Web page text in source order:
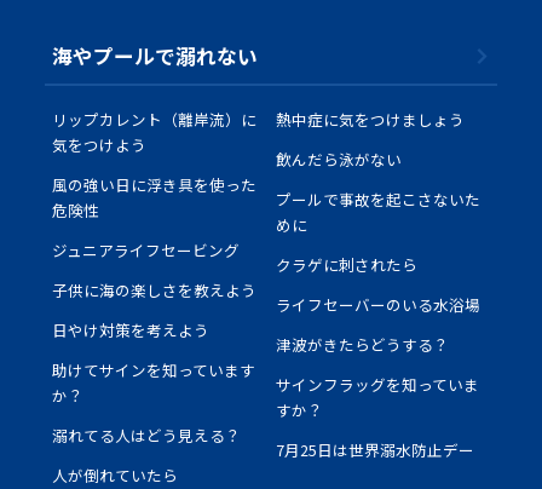
海やプールで溺れない
リップカレント（離岸流）に
気をつけよう
風の強い日に浮き具を使った
危険性
ジュニアライフセービング
子供に海の楽しさを教えよう
日やけ対策を考えよう
助けてサインを知っています
か？
溺れてる人はどう見える？
人が倒れていたら
熱中症に気をつけましょう
飲んだら泳がない
プールで事故を起こさないた
めに
クラゲに刺されたら
ライフセーバーのいる水浴場
津波がきたらどうする？
サインフラッグを知っていま
すか？
7月25日は世界溺水防止デー